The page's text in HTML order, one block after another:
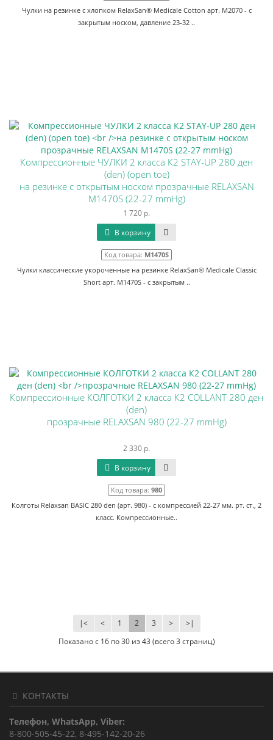
Чулки на резинке с хлопком RelaxSan® Medicale Cotton арт. M2070 - с
закрытым носком, давление 23-32 ..
Компрессионные ЧУЛКИ 2 класса К2 STAY-UP 280 ден
(den) (open toe)
на резинке с открытым носком прозрачные RELAXSAN
M1470S (22-27 mmHg)
1 720 р.
В корзину
Код товара: M1470S
Чулки классические укороченные на резинке RelaxSan® Medicale Classic
Short арт. M1470S - с закрытым ..
Компрессионные КОЛГОТКИ 2 класса К2 COLLANT 280 ден
(den)
прозрачные RELAXSAN 980 (22-27 mmHg)
2 330 р.
В корзину
Код товара: 980
Колготы Relaxsan BASIC 280 den (арт. 980) - с компрессией 22-27 мм. рт. ст., 2
класс. Компрессионные..
|< < 1 2 3 > >|
Показано с 16 по 30 из 43 (всего 3 страниц)
КОНТАКТЫ
Телефон, WhatsApp, Viber:
8-800-505-45-22, 8-495-142-20-26